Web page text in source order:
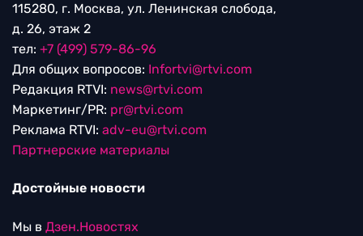
115280, г. Москва, ул. Ленинская слобода,
д. 26, этаж 2
тел: +7 (499) 579-86-96
Для общих вопросов: Infortvi@rtvi.com
Редакция RTVI: news@rtvi.com
Маркетинг/PR: pr@rtvi.com
Реклама RTVI: adv-eu@rtvi.com
Партнерские материалы
Достойные новости
Мы в Дзен.Новостях